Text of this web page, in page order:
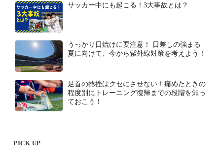
サッカー中にも起こる！3大事故とは？
うっかり日焼けに要注意！ 日差しの強まる
夏に向けて、今から紫外線対策を考えよう！
足首の捻挫はクセにさせない！痛めたときの
程度別にトレーニング復帰までの段階を知っ
ておこう！
PICK UP